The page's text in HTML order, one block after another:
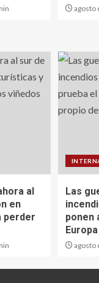
agosto
al
en
perder
Las
ponen
agosto